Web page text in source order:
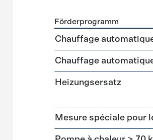
Förderprogramme Heizung
Förderprogramm
Chauffage
Chauffage
Heizungsersatz
Mesure spéciale pour